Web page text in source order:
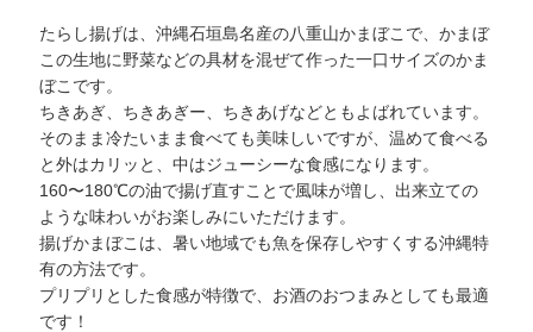
たらし揚げは、沖縄石垣島名産の八重山かまぼこで、かまぼ
この生地に野菜などの具材を混ぜて作った一口サイズのかま
ぼこです。
ちきあぎ、ちきあぎー、ちきあげなどともよばれています。
そのまま冷たいまま食べても美味しいですが、温めて食べる
と外はカリッと、中はジューシーな食感になります。
160〜180℃の油で揚げ直すことで風味が増し、出来立ての
ような味わいがお楽しみにいただけます。
揚げかまぼこは、暑い地域でも魚を保存しやすくする沖縄特
有の方法です。
プリプリとした食感が特徴で、お酒のおつまみとしても最適
です！